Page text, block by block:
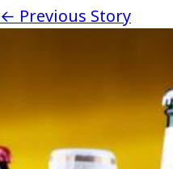
← Previous Story